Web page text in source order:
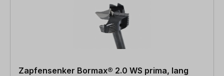
Zapfensenker Bormax® 2.0 WS prima, lang